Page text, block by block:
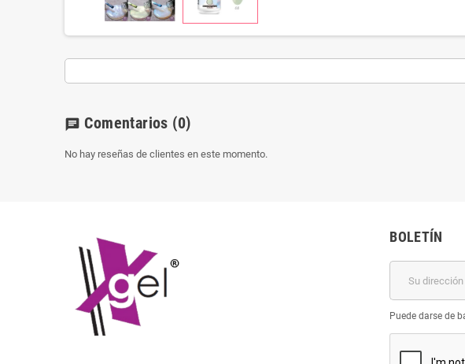
chat Comentarios (0)
No hay reseñas de clientes en este momento.
BOLETÍN
Puede darse de